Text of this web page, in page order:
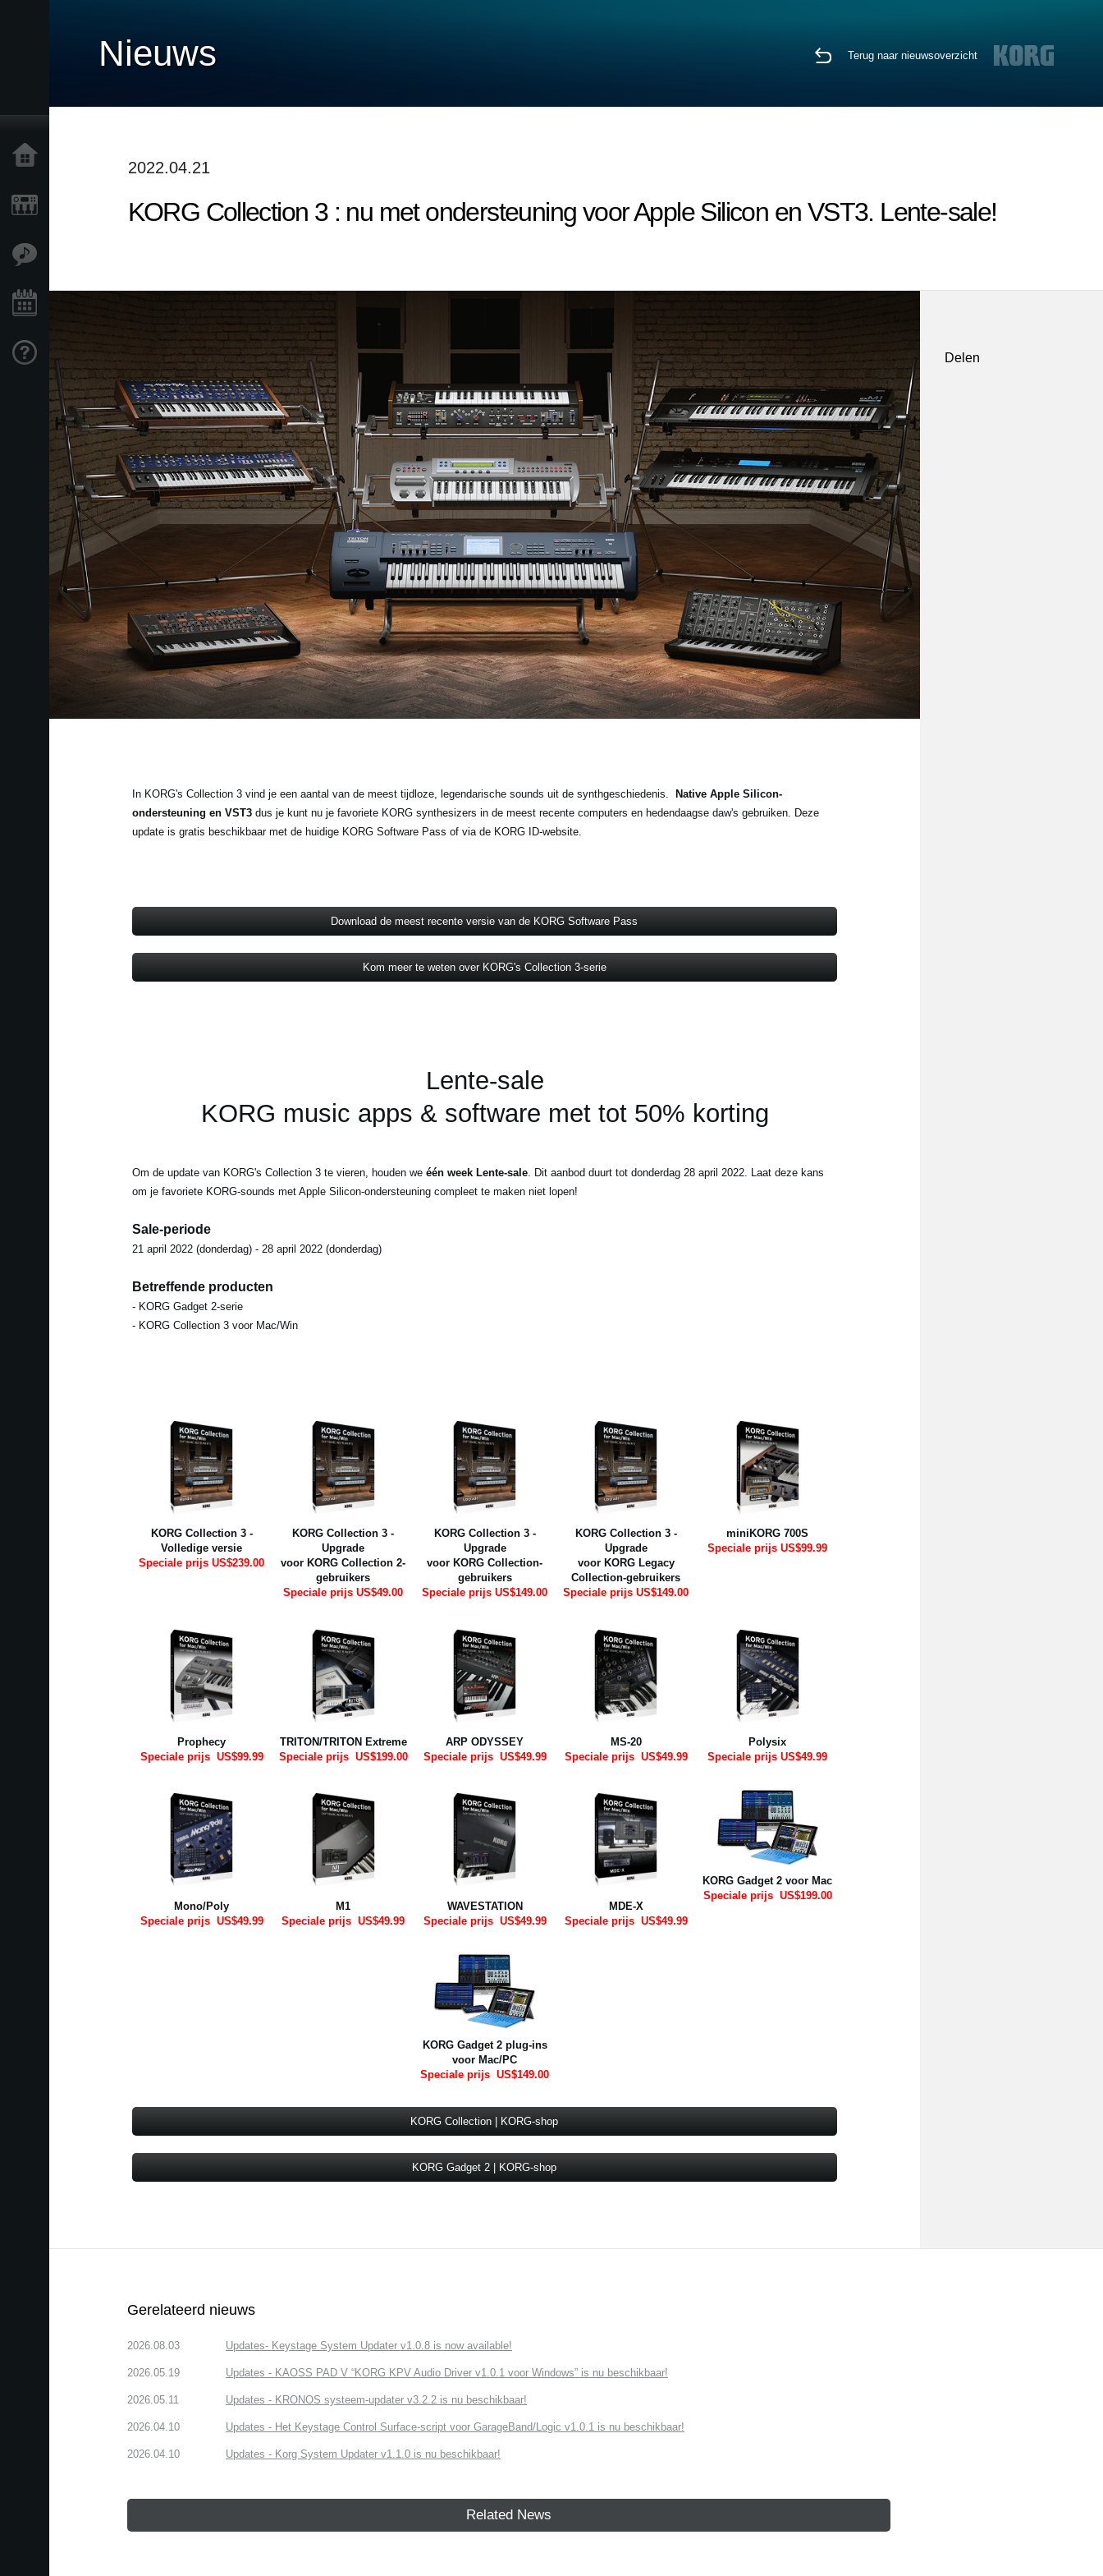
Ondersteuning
Nieuws Terug naar nieuwsoverzicht
2022.04.21
KORG Collection 3 : nu met ondersteuning voor Apple Silicon en VST3. Lente-sale!
In KORG's Collection 3 vind je een aantal van de meest tijdloze, legendarische sounds uit de synthgeschiedenis.
Native Apple Silicon-
ondersteuning en VST3dus je kunt nu je favoriete KORG synthesizers in de meest recente computers en hedendaagse daw's gebruiken. Deze
update is gratis beschikbaar met de huidige KORG Software Pass of via de KORG ID-website.
Download de meest recente versie van de KORG Software Pass
Kom meer te weten over KORG's Collection 3-serie
Lente-sale
KORG music apps & software met tot 50% korting
Om de update van KORG's Collection 3 te vieren, houden we één week Lente-sale. Dit aanbod duurt tot donderdag 28 april 2022. Laat deze kans
om je favoriete KORG-sounds met Apple Silicon-ondersteuning compleet te maken niet lopen!
Sale-periode
21 april 2022 (donderdag) - 28 april 2022 (donderdag)
Betreffende producten
- KORG Gadget 2-serie
- KORG Collection 3 voor Mac/Win
KORG Collection 3 -
Volledige versie
Speciale prijs US$239.00
KORG Collection 3 -
Upgrade
voor KORG Collection 2-
gebruikers
Speciale prijs US$49.00
KORG Collection 3 -
Upgrade
voor KORG Collection-
gebruikers
Speciale prijs US$149.00
KORG Collection 3 -
Upgrade
voor KORG Legacy
Collection-gebruikers
Speciale prijs US$149.00
miniKORG 700S
Speciale prijs US$99.99
Prophecy
Speciale prijs US$99.99
TRITON/TRITON Extreme
Speciale prijs US$199.00
ARP ODYSSEY
Speciale prijs US$49.99
MS-20
Speciale prijs US$49.99
Polysix
Speciale prijs US$49.99
Mono/Poly
Speciale prijs US$49.99
M1
Speciale prijs US$49.99
WAVESTATION
Speciale prijs US$49.99
MDE-X
Speciale prijs US$49.99
KORG Gadget 2 voor Mac
Speciale prijs US$199.00
KORG Gadget 2 plug-ins
voor Mac/PC
Speciale prijs US$149.00
KORG Collection | KORG-shop
KORG Gadget 2 | KORG-shop
Delen
Gerelateerd nieuws
2026.08.03 Updates- Keystage System Updater v1.0.8 is now available!
2026.05.19 Updates - KAOSS PAD V “KORG KPV Audio Driver v1.0.1 voor Windows” is nu beschikbaar!
2026.05.11 Updates - KRONOS systeem-updater v3.2.2 is nu beschikbaar!
2026.04.10 Updates - Het Keystage Control Surface-script voor GarageBand/Logic v1.0.1 is nu beschikbaar!
2026.04.10 Updates - Korg System Updater v1.1.0 is nu beschikbaar!
Related News